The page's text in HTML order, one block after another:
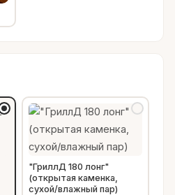
"ГриллД 180 лонг"
(открытая каменка,
сухой/влажный пар)